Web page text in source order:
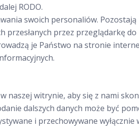
RODO.
swoich personaliów.
przez przeglądarkę
je Państwo na stronie
naszej witrynie, aby się z nami
dalszych danych może być
i przechowywane